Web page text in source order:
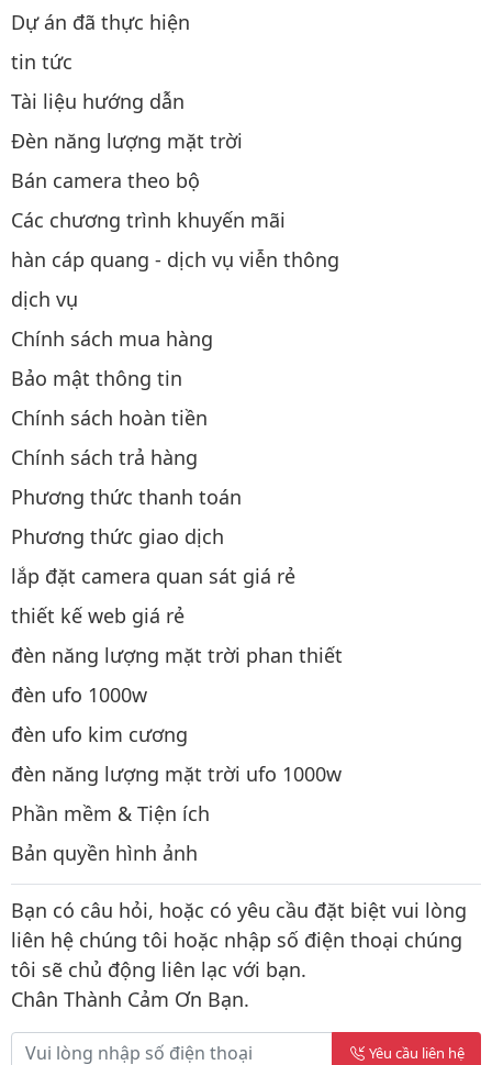
Dự án đã thực hiện
tin tức
Tài liệu hướng dẫn
Đèn năng lượng mặt trời
Bán camera theo bộ
Các chương trình khuyến mãi
hàn cáp quang - dịch vụ viễn thông
dịch vụ
Chính sách mua hàng
Bảo mật thông tin
Chính sách hoàn tiền
Chính sách trả hàng
Phương thức thanh toán
Phương thức giao dịch
lắp đặt camera quan sát giá rẻ
thiết kế web giá rẻ
đèn năng lượng mặt trời phan thiết
đèn ufo 1000w
đèn ufo kim cương
đèn năng lượng mặt trời ufo 1000w
Phần mềm & Tiện ích
Bản quyền hình ảnh
Bạn có câu hỏi, hoặc có yêu cầu đặt biệt vui lòng
liên hệ chúng tôi hoặc nhập số điện thoại chúng
tôi sẽ chủ động liên lạc với bạn.
Chân Thành Cảm Ơn Bạn.
Yêu cầu liên hệ